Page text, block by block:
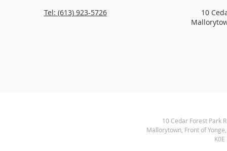
Tel: (613) 923-5726
10
10 Cedar Forest Park
Mallorytown, Front of
K0E